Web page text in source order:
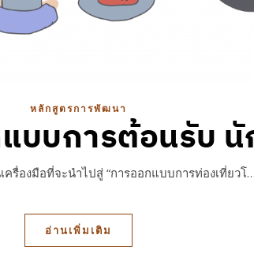
หลักสูตรการพัฒนา
บบการต้อนรับ นั
รื่องมือที่จะนำไปสู่ “การออกแบบการท่องเที่ยวโ…
อ่านเพิ่มเติม